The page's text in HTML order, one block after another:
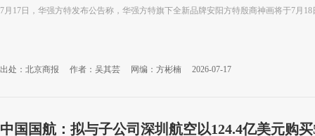
7月17日，华强方特发布公告称，华强方特旗下全新品牌安阳方特殷商神画将于7月18
出处：北京商报 作者：吴其芸 网编：方彬楠 2026-07-17
中国国航：拟与子公司深圳航空以124.4亿美元购